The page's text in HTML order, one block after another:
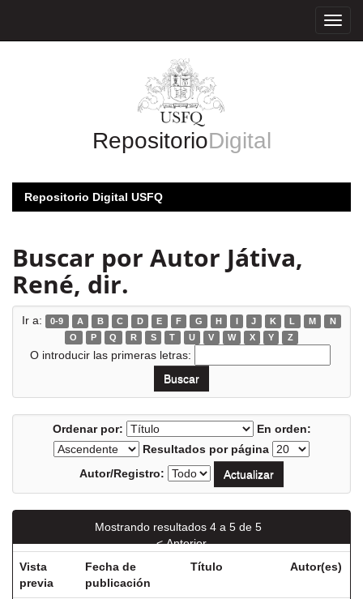
RepositorioDigital
Repositorio Digital USFQ
Buscar por Autor Játiva,
René, dir.
Ir a: 0-9 A B C D E F G H I J K L M
N
O
P Q R S T U V W X Y Z
O introducir las primeras letras:
Ordenar por:
En orden:
Resultados por página
Autor/Registro:
Mostrando resultados 4 a 5 de 5
< Anterior
Vista
previa
Fecha de
publicación
Título Autor(es)